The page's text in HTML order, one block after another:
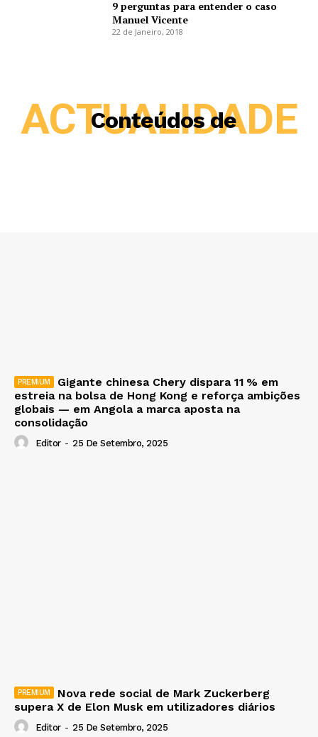
9 perguntas para entender o caso
Manuel Vicente
22 de Janeiro, 2018
Conteúdos de
ACTUALIDADE
Gigante chinesa Chery dispara 11 % em
estreia na bolsa de Hong Kong e reforça ambições
globais — em Angola a marca aposta na
consolidação
Editor - 25 De Setembro, 2025
Nova rede social de Mark Zuckerberg
supera X de Elon Musk em utilizadores diários
Editor - 25 De Setembro, 2025